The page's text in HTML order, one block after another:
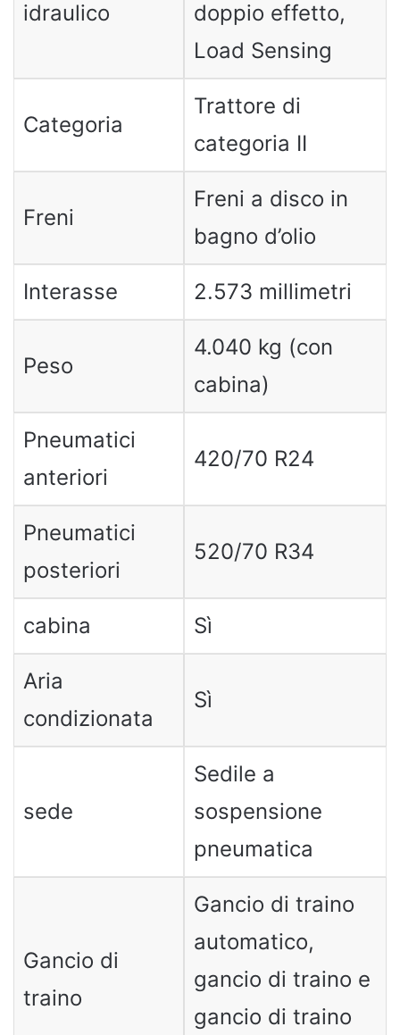
idraulico
doppio effetto,
Load Sensing
Categoria
Trattore di
categoria II
Freni
Freni a disco in
bagno d’olio
Interasse 2.573 millimetri
Peso
4.040 kg (con
cabina)
Pneumatici
anteriori
420/70 R24
Pneumatici
posteriori
520/70 R34
cabina Sì
Aria
condizionata
Sì
sede
Sedile a
sospensione
pneumatica
Gancio di
traino
Gancio di traino
automatico,
gancio di traino e
gancio di traino